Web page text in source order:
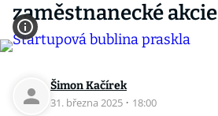
zaměstnanecké akcie
Šimon Kačírek
31. března 2025 · 18:00